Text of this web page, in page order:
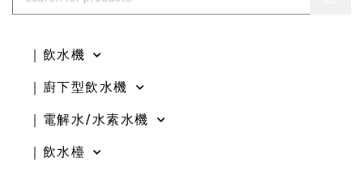
｜飲水機
｜廚下型飲水機
｜電解水/水素水機
｜飲水檯